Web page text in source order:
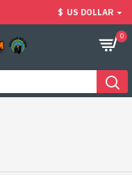
$ US DOLLAR
0